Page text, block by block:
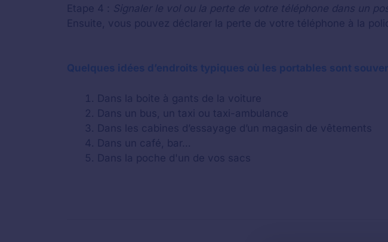
Etape 4 : Signaler le vol ou la perte de votre téléphone dans un
Ensuite, vous pouvez déclarer la perte de votre téléphone à la
Quelques idées d’endroits typiques où les portables sont
Dans la boite à gants de la voiture
Dans un bus, un taxi ou taxi-ambulance
Dans les cabines d’essayage d’un magasin de vêtements
Dans un café, bar…
Dans la poche d'un de vos sacs